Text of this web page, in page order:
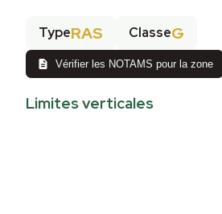
TypeRAS ClasseG
Vérifier les NOTAMS pour la zone
Limites verticales